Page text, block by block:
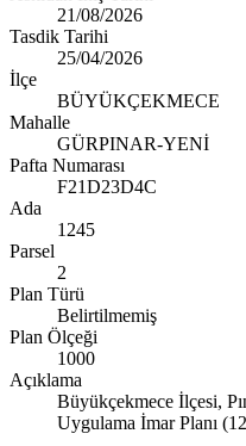
21/08/2026
Tasdik Tarihi
25/04/2026
İlçe
BÜYÜKÇEKMECE
Mahalle
GÜRPINAR-YENİ
Pafta Numarası
F21D23D4C
Ada
1245
Parsel
2
Plan Türü
Belirtilmemiş
Plan Ölçeği
1000
Açıklama
Büyükçekmece İlçesi,
Uygulama İmar Planı